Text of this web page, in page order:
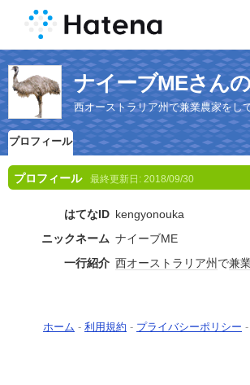
ナイーブMEさん
西オーストラリア州で兼業農家をし
プロフィール
プロフィール 最終更新日: 2018/09/30
はてなID kengyonouka
ニックネーム ナイーブME
一行紹介 西オーストラリア州 で兼
ホーム - 利用規約 - プライバシーポリシー -